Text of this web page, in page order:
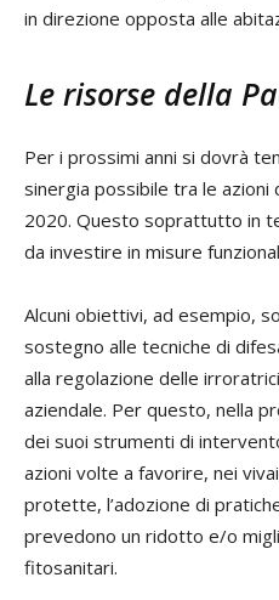
in direzione opposta alle
Le risorse della
Per i prossimi anni si dovrà
sinergia possibile tra le azioni
2020. Questo soprattutto in
da investire in misure
Alcuni obiettivi, ad esempio,
sostegno alle tecniche di
alla regolazione delle
aziendale. Per questo, nella
dei suoi strumenti di
azioni volte a favorire, nei
protette, l’adozione di
prevedono un ridotto e/o
fitosanitari.